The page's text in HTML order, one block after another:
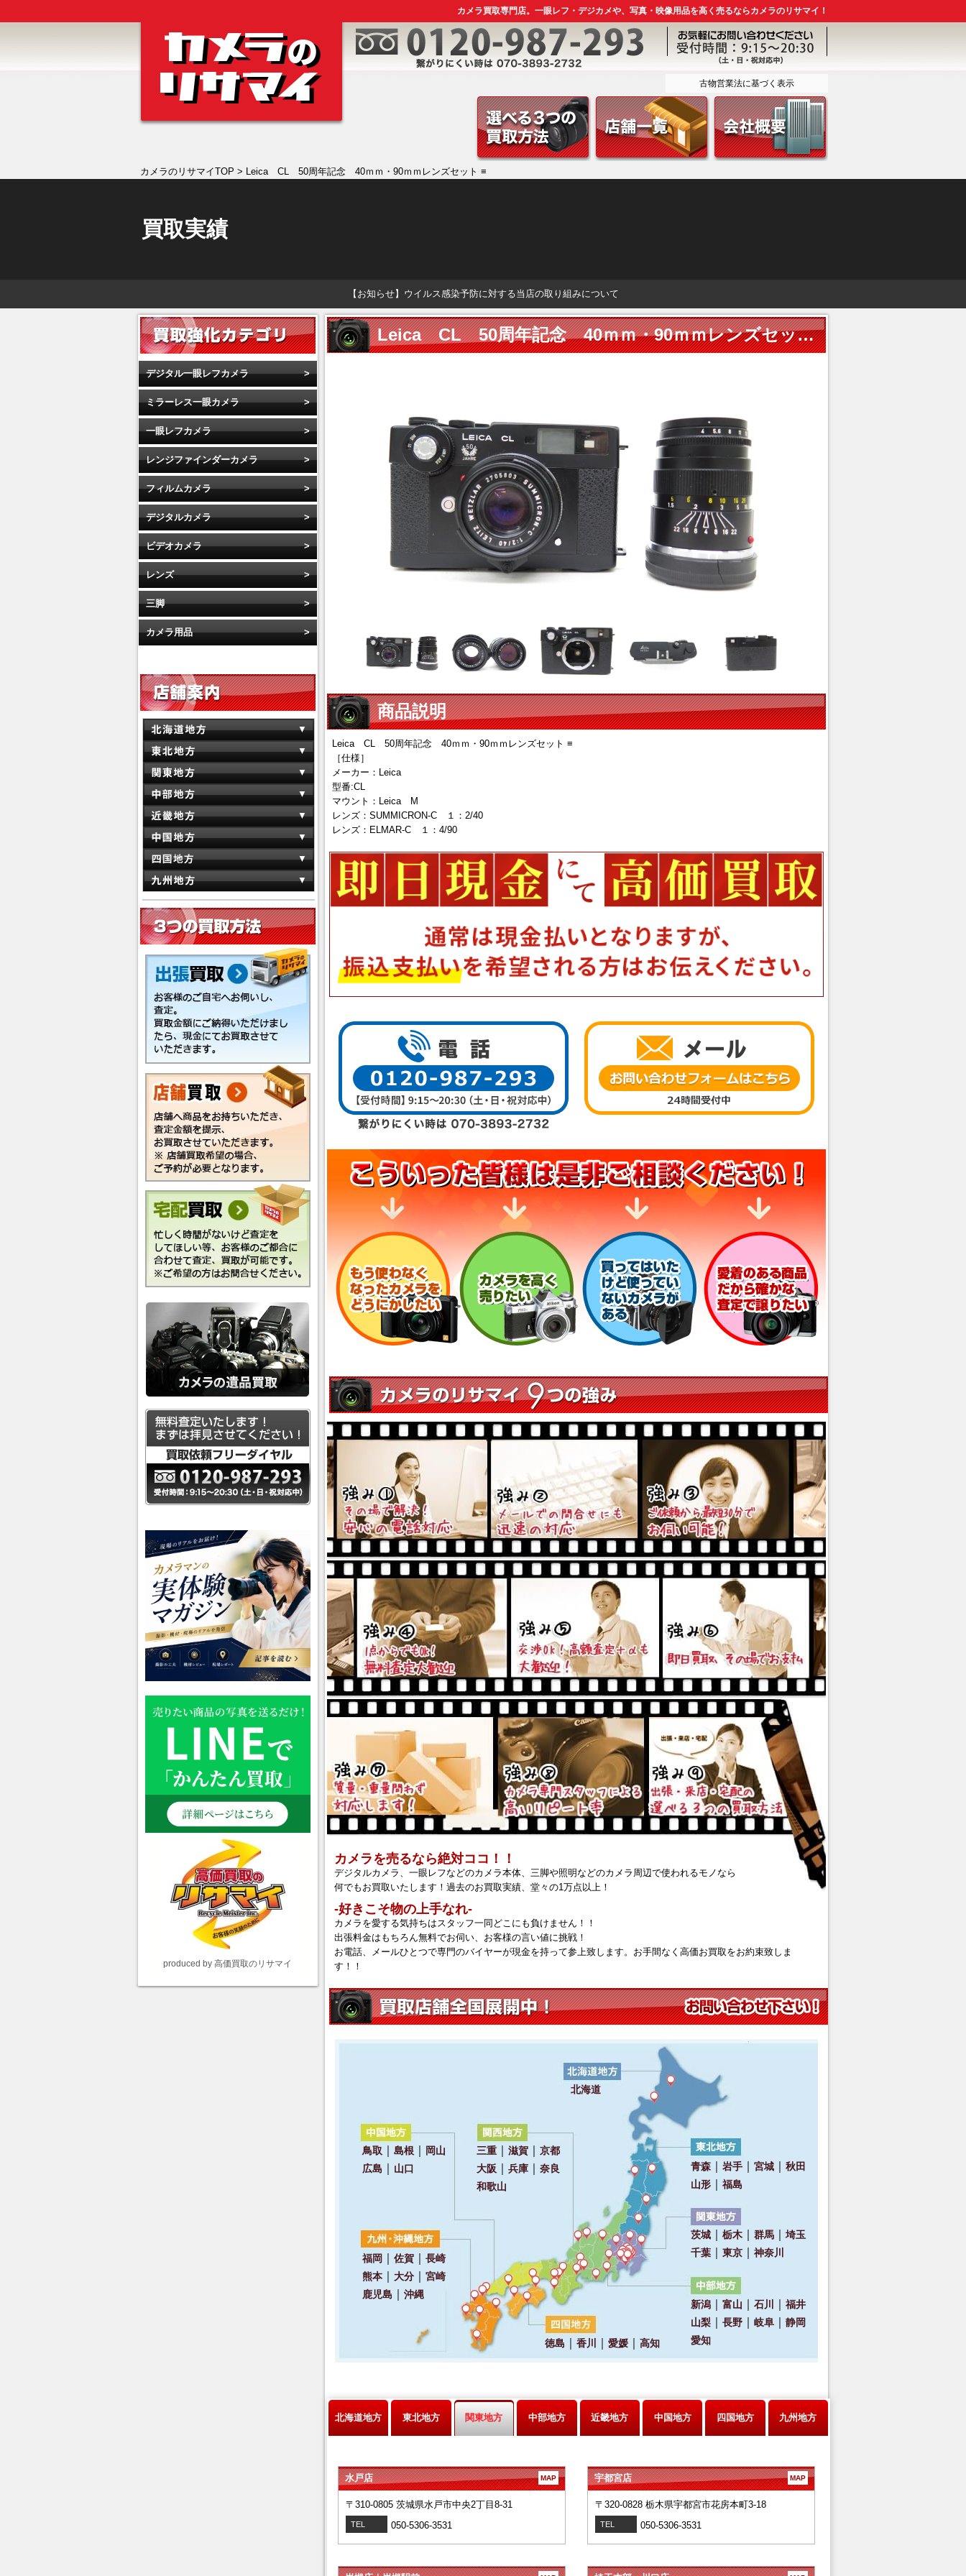
カメラ買取専門店。一眼レフ・デジカメや、写真・映像用品を高く売るならカメラのリサマイ！
古物営業法に基づく表示
カメラのリサマイTOP > Leica CL 50周年記念 40ｍｍ・90ｍｍレンズセット ≡
買取実績
【お知らせ】ウイルス感染予防に対する当店の取り組みについて
Leica CL 50周年記念 40ｍｍ・90ｍｍレンズセット ≡
商品説明
Leica CL 50周年記念 40ｍｍ・90ｍｍレンズセット ≡
［仕様］
メーカー：Leica
型番:CL
マウント：Leica M
レンズ：SUMMICRON-C １：2/40
レンズ：ELMAR-C １：4/90
カメラを売るなら絶対ココ！！
デジタルカメラ、一眼レフなどのカメラ本体、三脚や照明などのカメラ周辺で使われるモノなら
何でもお買取いたします！過去のお買取実績、堂々の1万点以上！
‐好きこそ物の上手なれ‐
カメラを愛する気持ちはスタッフ一同どこにも負けません！！
出張料金はもちろん無料でお伺い、お客様の言い値に挑戦！
お電話、メールひとつで専門のバイヤーが現金を持って参上致します。お手間なく高価お買取をお約束致しま
す！！
北海道地方 東北地方 関東地方 中部地方 近畿地方 中国地方 四国地方 九州地方
水戸店 MAP
〒310-0805 茨城県水戸市中央2丁目8-31
TEL 050-5306-3531
宇都宮店 MAP
〒320-0828 栃木県宇都宮市花房本町3-18
TEL 050-5306-3531
デジタル一眼レフカメラ
ミラーレス一眼カメラ
一眼レフカメラ
レンジファインダーカメラ
フィルムカメラ
デジタルカメラ
ビデオカメラ
レンズ
三脚
カメラ用品
produced by 高価買取のリサマイ